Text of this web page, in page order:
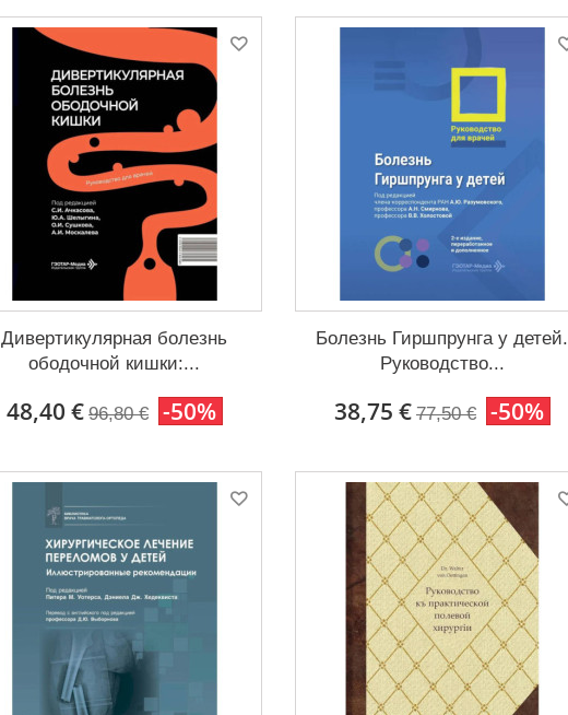
Дивертикулярная болезнь
ободочной кишки:...
48,40 € 96,80 € -50%
Болезнь Гиршпрунга у детей.
Руководство...
38,75 € 77,50 € -50%